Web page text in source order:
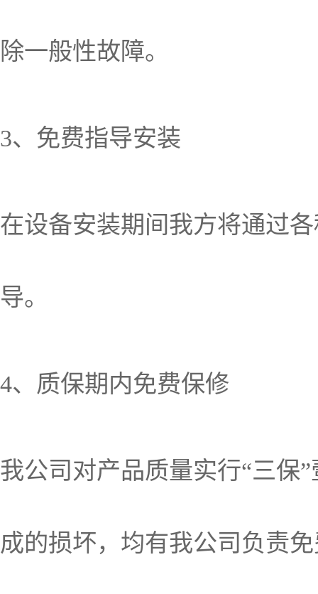
除一般性故障。
3、免费指导安装
在设备安装期间我方将通过
导。
4、质保期内免费保修
我公司对产品质量实行“三保
成的损坏，均有我公司负责